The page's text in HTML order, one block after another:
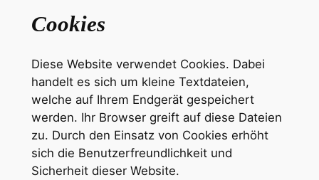
Cookies
Diese Website verwendet Cookies. Dabei
handelt es sich um kleine Textdateien,
welche auf Ihrem Endgerät gespeichert
werden. Ihr Browser greift auf diese Dateien
zu. Durch den Einsatz von Cookies erhöht
sich die Benutzerfreundlichkeit und
Sicherheit dieser Website.